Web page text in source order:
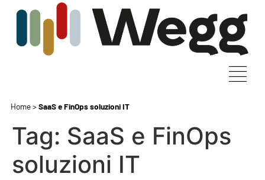
Home>SaaS e FinOps soluzioni IT
Tag: SaaS e FinOps
soluzioni IT